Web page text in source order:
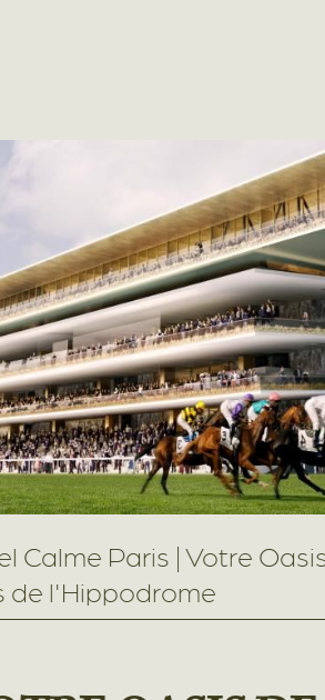
Calme Paris | Votre
de l'Hippodrome